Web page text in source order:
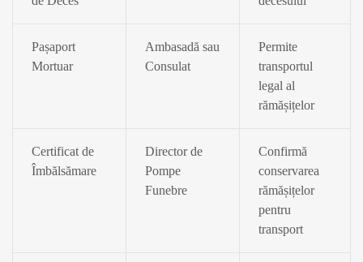
Pașaport
Mortuar
Ambasadă sau
Consulat
Permite
transportul
legal al
rămășițelor
Certificat de
Îmbălsămare
Director de
Pompe
Funebre
Confirmă
conservarea
rămășițelor
pentru
transport